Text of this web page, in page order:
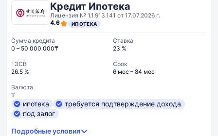
Кредит Ипотека
Лицензия № 1.1.913.141 от 17.07.2026 г.
4.6
ИПОТЕКА
Сумма кредита
0 – 50 000 000₸
Ставка
23 %
ГЭСВ
26.5 %
Срок
6 мес – 84 мес
Валюта
₸
ипотека
требуется подтверждение дохода
под залог
Подробные условия